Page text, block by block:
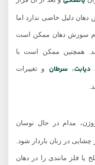
دلیل خاصی ندارد اما
دهان ممکن است
ممکن است با
،سرطانو تغییرات
مدام در حال نوسان
در زنان باردار شود.
مانندی را در دهان